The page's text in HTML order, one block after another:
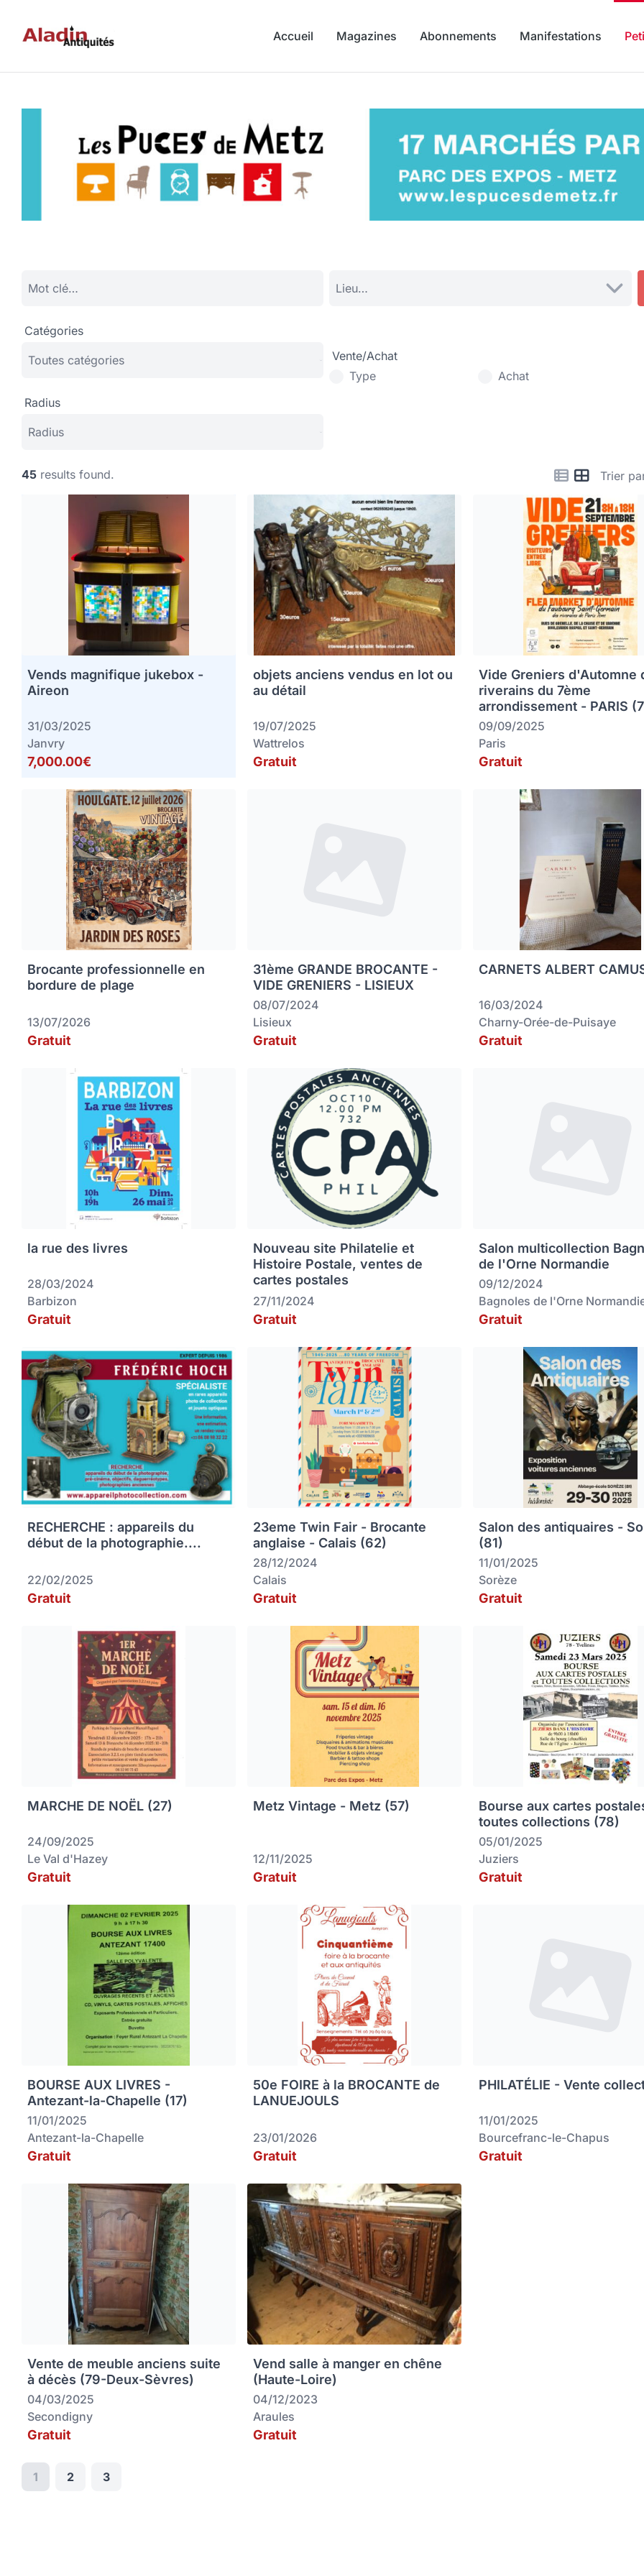
Accueil Magazines Abonnements Manifestations
Catégories
Vente/Achat
Type
Achat
Radius
Trier
45 results found.
Vends magnifique jukebox -
Aireon
31/03/2025
Janvry
7,000.00€
objets anciens vendus en lot ou
au détail
19/07/2025
Wattrelos
Gratuit
Vide Greniers d'Automne
riverains du 7ème
arrondissement - PARIS
09/09/2025
Paris
Gratuit
Brocante professionnelle en
bordure de plage
13/07/2026
Gratuit
31ème GRANDE BROCANTE -
VIDE GRENIERS - LISIEUX
08/07/2024
Lisieux
Gratuit
CARNETS ALBERT
16/03/2024
Charny-Orée-de-Puisaye
Gratuit
la rue des livres
28/03/2024
Barbizon
Gratuit
Nouveau site Philatelie et
Histoire Postale, ventes de
cartes postales
27/11/2024
Gratuit
Salon multicollection
de l'Orne Normandie
09/12/2024
Bagnoles de l'Orne
Gratuit
RECHERCHE : appareils du
début de la photographie....
22/02/2025
Gratuit
23eme Twin Fair - Brocante
anglaise - Calais (62)
28/12/2024
Calais
Gratuit
Salon des antiquaires -
(81)
11/01/2025
Sorèze
Gratuit
MARCHE DE NOËL (27)
24/09/2025
Le Val d'Hazey
Gratuit
Metz Vintage - Metz (57)
12/11/2025
Gratuit
Bourse aux cartes
toutes collections (78)
05/01/2025
Juziers
Gratuit
BOURSE AUX LIVRES -
Antezant-la-Chapelle (17)
11/01/2025
Antezant-la-Chapelle
Gratuit
50e FOIRE à la BROCANTE de
LANUEJOULS
23/01/2026
Gratuit
PHILATÉLIE - Vente
11/01/2025
Bourcefranc-le-Chapus
Gratuit
Vente de meuble anciens suite
à décès (79-Deux-Sèvres)
04/03/2025
Secondigny
Gratuit
Vend salle à manger en chêne
(Haute-Loire)
04/12/2023
Araules
Gratuit
1 2 3